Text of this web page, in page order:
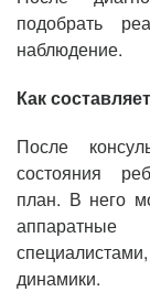
подобрать
наблюдение.
Как
После
состояния
план. В него
динамики.